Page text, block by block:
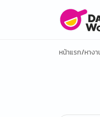
หน้าแรก/หาง